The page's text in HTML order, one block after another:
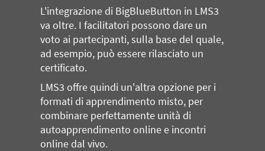
L'integrazione di BigBlueButton in LMS3
va oltre. I facilitatori possono dare un
voto ai partecipanti, sulla base del quale,
ad esempio, può essere rilasciato un
certificato.
LMS3 offre quindi un'altra opzione per i
formati di apprendimento misto, per
combinare perfettamente unità di
autoapprendimento online e incontri
online dal vivo.